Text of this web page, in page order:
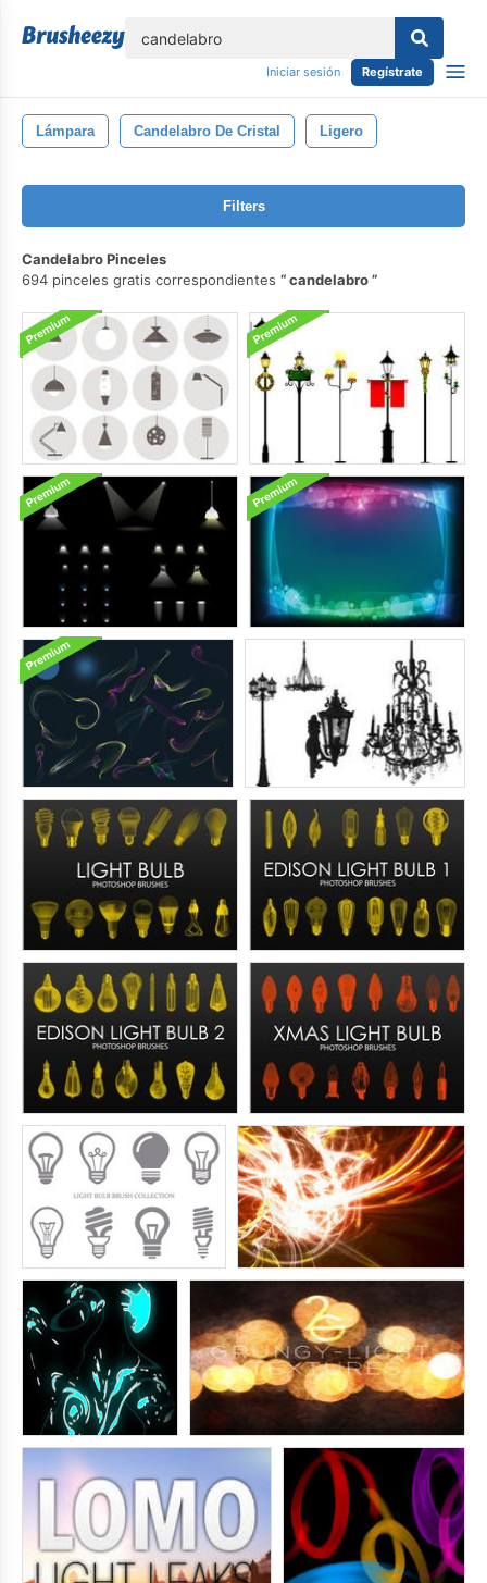
Iniciar sesión Regístrate
Lámpara Candelabro De Cristal Ligero
Filters
Candelabro Pinceles
694 pinceles gratis correspondientes
candelabro